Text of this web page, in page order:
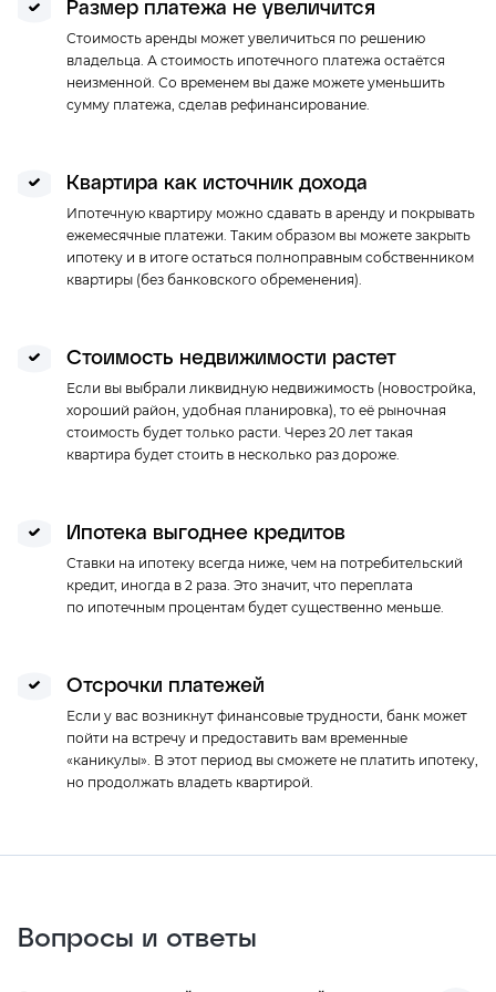
Ежемесячный платеж *
35 908 ₽/мес. от 5.7%
Ежемесячный платеж *
36 373 ₽/мес.
Ставка
от 5.9%
Лицензия N 1326 от 16.01.2015
Ежемесячный платеж *
36 607 ₽/мес.
Ставка
от 6%
Лицензия N 30 от 10.09.2015г
Ежемесячный платеж *
42 948 ₽/мес.
Ставка
от 8.59%
Размер платежа не увеличится
Стоимость аренды может увеличиться по решению
владельца. А стоимость ипотечного платежа остаётся
неизменной. Со временем вы даже можете уменьшить
сумму платежа, сделав рефинансирование.
Квартира как источник дохода
Ипотечную квартиру можно сдавать в аренду и покрывать
ежемесячные платежи. Таким образом вы можете закрыть
ипотеку и в итоге остаться полноправным собственником
квартиры (без банковского обременения).
Cтоимость недвижимости растет
Если вы выбрали ликвидную недвижимость (новостройка,
хороший район, удобная планировка), то её рыночная
стоимость будет только расти. Через 20 лет такая
квартира будет стоить в несколько раз дороже.
Ипотека выгоднее кредитов
Ставки на ипотеку всегда ниже, чем на потребительский
кредит, иногда в 2 раза. Это значит, что переплата
по ипотечным процентам будет существенно меньше.
Отсрочки платежей
Если у вас возникнут финансовые трудности, банк может
пойти на встречу и предоставить вам временные
«каникулы». В этот период вы сможете не платить ипотеку,
но продолжать владеть квартирой.
Вопросы и ответы